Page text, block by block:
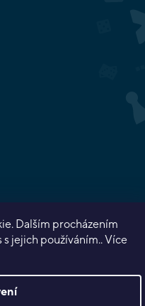
Dalším procházením
jejich používáním.. Více
práva vyhrazena.